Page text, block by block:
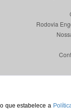
que estabelece a
Rodovia